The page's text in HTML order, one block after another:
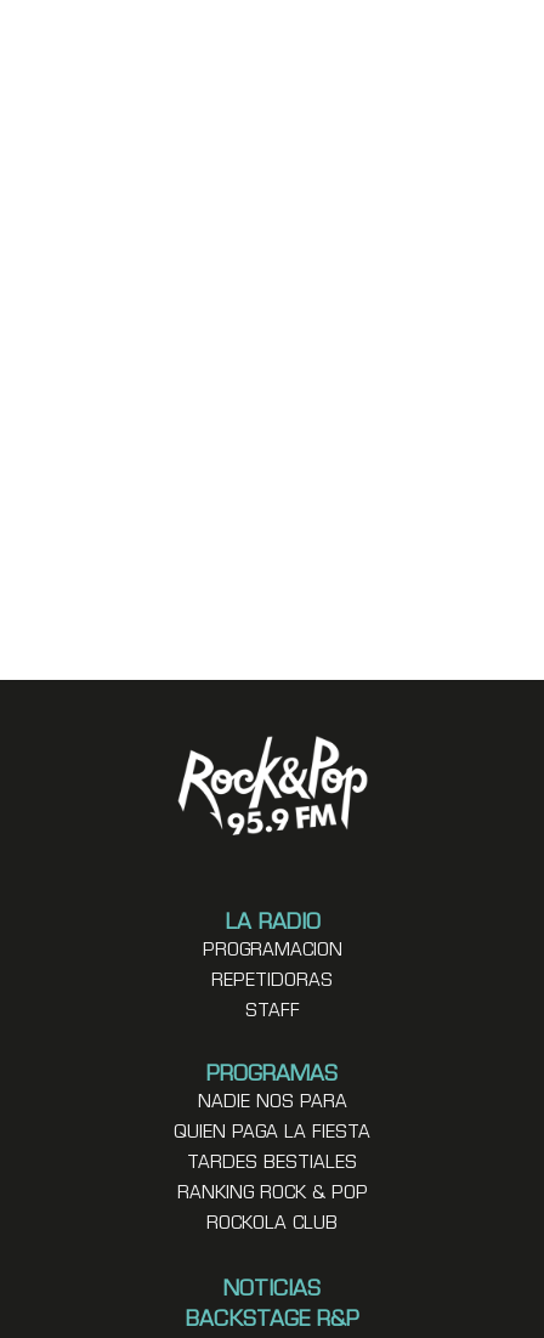
LA RADIO
PROGRAMACION
REPETIDORAS
STAFF
PROGRAMAS
NADIE NOS PARA
QUIEN PAGA LA FIESTA
TARDES BESTIALES
RANKING ROCK & POP
ROCKOLA CLUB
NOTICIAS
BACKSTAGE R&P